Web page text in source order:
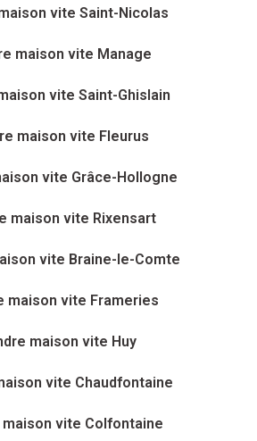
vite Saint-Nicolas
maison vite Manage
vite Saint-Ghislain
maison vite Fleurus
vite Grâce-Hollogne
maison vite Rixensart
vite Braine-le-Comte
maison vite Frameries
maison vite Huy
vite Chaudfontaine
maison vite Colfontaine